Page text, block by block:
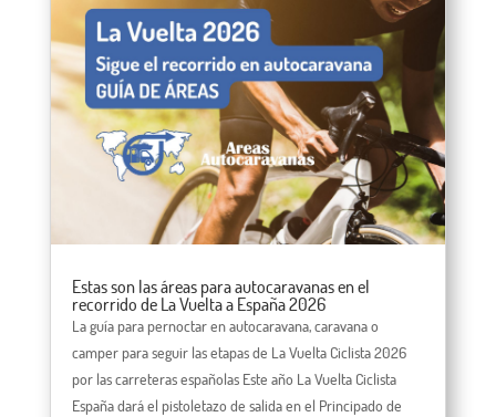
Estas son las áreas para autocaravanas en el
recorrido de La Vuelta a España 2026
La guía para pernoctar en autocaravana, caravana o
camper para seguir las etapas de La Vuelta Ciclista 2026
por las carreteras españolas Este año La Vuelta Ciclista
España dará el pistoletazo de salida en el Principado de